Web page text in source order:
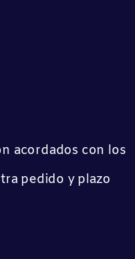
acordados con los
pedido y plazo